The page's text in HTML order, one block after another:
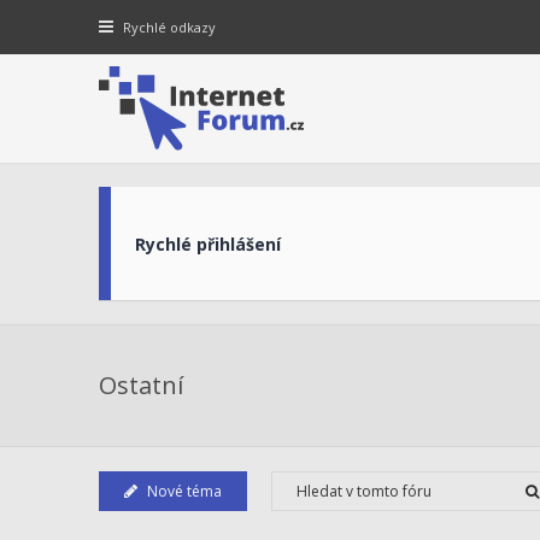
Rychlé odkazy
Rychlé přihlášení
Ostatní
Nové téma